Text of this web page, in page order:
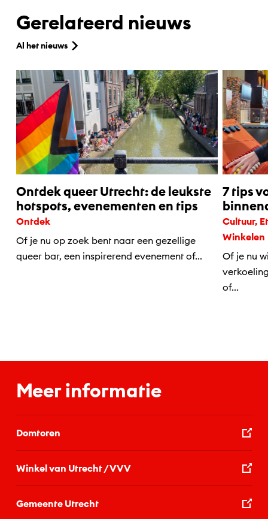
Gerelateerd nieuws
Al het nieuws
Ontdek queer Utrecht: de leukste
hotspots, evenementen en tips
Ontdek
Of je nu op zoek bent naar een gezellige
queer bar, een inspirerend evenement of...
7 tips
Cultuur, Eten & drinken, Kids, Ontdek,
Winkelen
Of je nu
of...
Meer informatie
Domtoren
Winkel van Utrecht / VVV
Gemeente Utrecht